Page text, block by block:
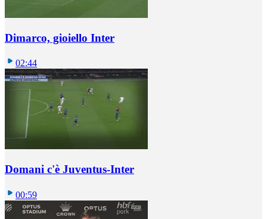
Dimarco, gioiello Inter
02:44
Domani c'è Juventus-Inter
00:59